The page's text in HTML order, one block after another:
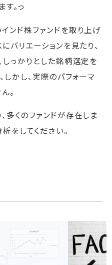
。っ
ンド株ファンドを取り上げ
バリエーションを見たり、
しっかりとした銘柄選定を
かし、実際のパフォーマ
。
多くのファンドが存在しま
をしてください。